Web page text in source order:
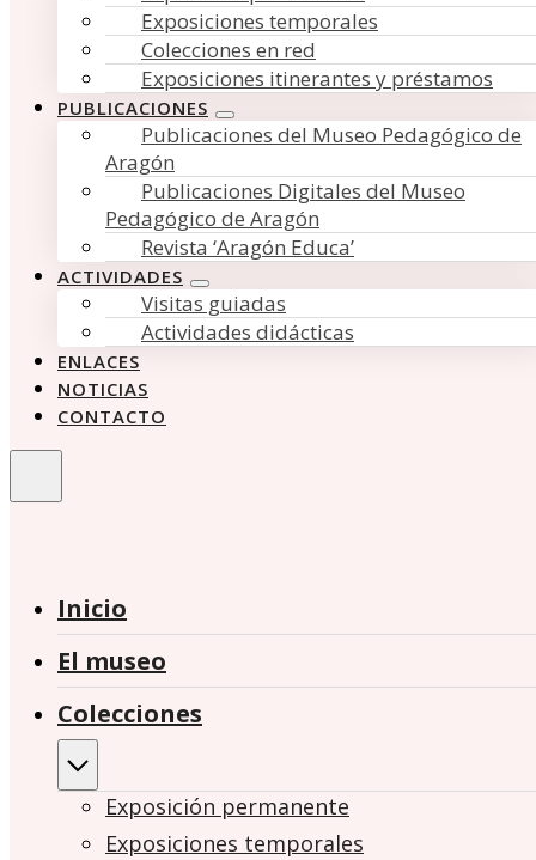
Exposiciones temporales
Colecciones en red
Exposiciones itinerantes y préstamos
PUBLICACIONES
Publicaciones del Museo Pedagógico de
Aragón
Publicaciones Digitales del Museo
Pedagógico de Aragón
Revista ‘Aragón Educa’
ACTIVIDADES
Visitas guiadas
Actividades didácticas
ENLACES
NOTICIAS
CONTACTO
Inicio
El museo
Colecciones
Exposición permanente
Exposiciones temporales